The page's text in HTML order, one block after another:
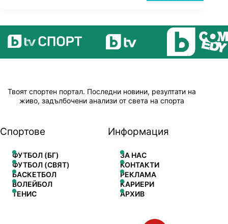
Твоят спортен портал. Последни новини, резултати на
живо, задълбочени анализи от света на спорта
Спортове
ФУТБОЛ (БГ)
ФУТБОЛ (СВЯТ)
БАСКЕТБОЛ
ВОЛЕЙБОЛ
ТЕНИС
Информация
ЗА НАС
КОНТАКТИ
РЕКЛАМА
КАРИЕРИ
АРХИВ